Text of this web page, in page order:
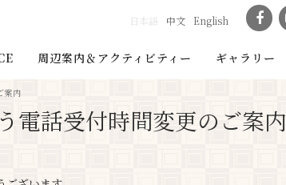
English
日本語 中文
周辺案内＆アクティビティー ギャラリー
案内
電話受付時間変更のご案内